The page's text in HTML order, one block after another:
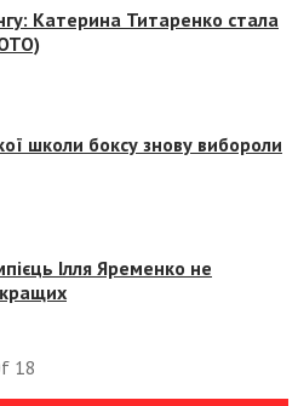
Катерина Титаренко стала
школи боксу знову вибороли
Ілля Яременко не
18